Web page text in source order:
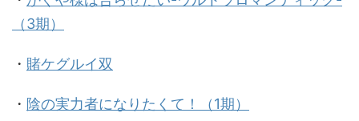
（3期）
・ 賭ケグルイ双
・ 陰の実力者になりたくて！（1期）